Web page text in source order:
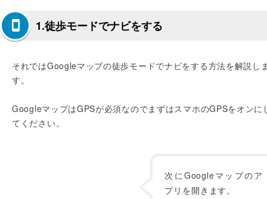
1.徒歩モードでナビをする
それではGoogleマップの徒歩モードでナビをする方法を解説し
す。
GoogleマップはGPSが必須なのでまずはスマホのGPSをオンに
てください。
次にGoogleマップのア
プリを開きます。